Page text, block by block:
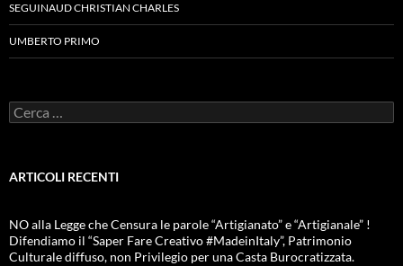
SEGUINAUD CHRISTIAN CHARLES
UMBERTO PRIMO
Ricerca
per:
ARTICOLI RECENTI
NO alla Legge che Censura le parole “Artigianato” e “Artigianale” !
Difendiamo il “Saper Fare Creativo #MadeinItaly”, Patrimonio
Culturale diffuso, non Privilegio per una Casta Burocratizzata.